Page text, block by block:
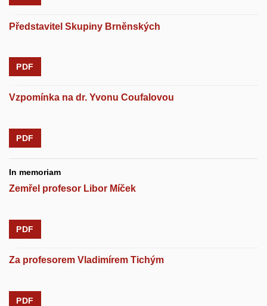
Představitel Skupiny Brněnských
PDF
Vzpomínka na dr. Yvonu Coufalovou
PDF
In memoriam
Zemřel profesor Libor Míček
PDF
Za profesorem Vladimírem Tichým
PDF